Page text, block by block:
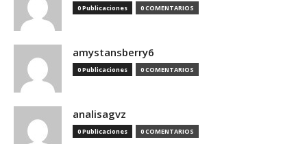
0 Publicaciones 0 COMENTARIOS
amystansberry6
0 Publicaciones 0 COMENTARIOS
analisagvz
0 Publicaciones 0 COMENTARIOS